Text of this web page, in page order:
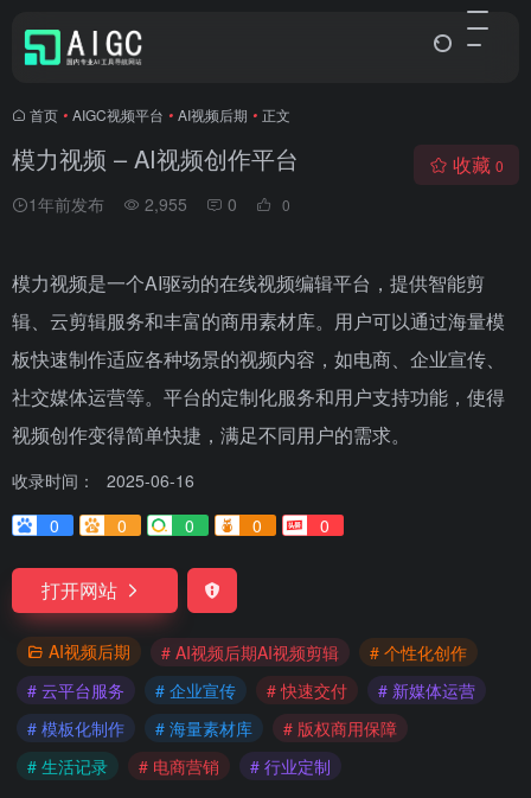
首页 • AIGC视频平台 • AI视频后期 • 正文
模力视频 – AI视频创作平台
1年前发布 2,955 0 0
收藏 0
模力视频是一个AI驱动的在线视频编辑平台，提供智能剪
辑、云剪辑服务和丰富的商用素材库。用户可以通过海量模
板快速制作适应各种场景的视频内容，如电商、企业宣传、
社交媒体运营等。平台的定制化服务和用户支持功能，使得
视频创作变得简单快捷，满足不同用户的需求。
收录时间：
2025-06-16
0
0 0 0 0
打开网站
AI视频后期 # AI视频后期AI视频剪辑
# 个性化创作
# 云平台服务
# 企业宣传 # 快速交付
# 新媒体运营
# 模板化制作
# 海量素材库
# 版权商用保障
# 生活记录
# 电商营销 # 行业定制